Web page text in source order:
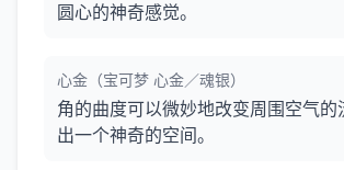
圆心的神奇感觉。
心金（宝可梦 心金／魂银）
角的曲度可以微妙地改变周围空气的
出一个神奇的空间。